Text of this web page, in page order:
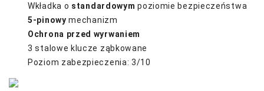
Wkładka o standardowym poziomie bezpieczeństwa
5-pinowy mechanizm
Ochrona przed wyrwaniem
3 stalowe klucze ząbkowane
Poziom zabezpieczenia: 3/10